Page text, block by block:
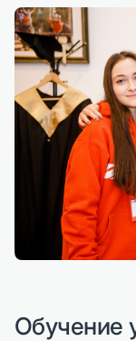
Обучение